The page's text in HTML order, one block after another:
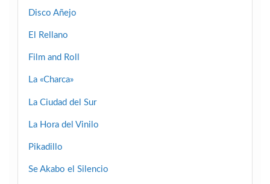
Disco Añejo
El Rellano
Film and Roll
La «Charca»
La Ciudad del Sur
La Hora del Vinilo
Pikadillo
Se Akabo el Silencio